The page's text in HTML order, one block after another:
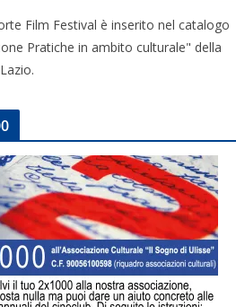
Film Festival è inserito nel catalogo
Pratiche in ambito culturale" della